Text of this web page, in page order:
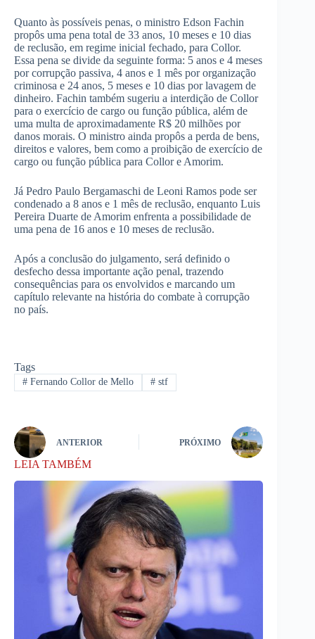
Quanto às possíveis penas, o ministro Edson Fachin
propôs uma pena total de 33 anos, 10 meses e 10 dias
de reclusão, em regime inicial fechado, para Collor.
Essa pena se divide da seguinte forma: 5 anos e 4 meses
por corrupção passiva, 4 anos e 1 mês por organização
criminosa e 24 anos, 5 meses e 10 dias por lavagem de
dinheiro. Fachin também sugeriu a interdição de Collor
para o exercício de cargo ou função pública, além de
uma multa de aproximadamente R$ 20 milhões por
danos morais. O ministro ainda propôs a perda de bens,
direitos e valores, bem como a proibição de exercício de
cargo ou função pública para Collor e Amorim.
Já Pedro Paulo Bergamaschi de Leoni Ramos pode ser
condenado a 8 anos e 1 mês de reclusão, enquanto Luis
Pereira Duarte de Amorim enfrenta a possibilidade de
uma pena de 16 anos e 10 meses de reclusão.
Após a conclusão do julgamento, será definido o
desfecho dessa importante ação penal, trazendo
consequências para os envolvidos e marcando um
capítulo relevante na história do combate à corrupção
no país.
Tags
#Fernando Collor de Mello #stf
ANTERIOR PRÓXIMO
LEIA TAMBÉM